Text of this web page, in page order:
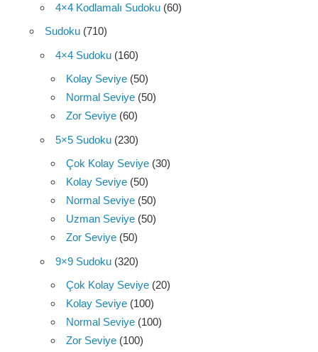
4×4 Kodlamalı Sudoku (60)
Sudoku (710)
4×4 Sudoku (160)
Kolay Seviye (50)
Normal Seviye (50)
Zor Seviye (60)
5×5 Sudoku (230)
Çok Kolay Seviye (30)
Kolay Seviye (50)
Normal Seviye (50)
Uzman Seviye (50)
Zor Seviye (50)
9×9 Sudoku (320)
Çok Kolay Seviye (20)
Kolay Seviye (100)
Normal Seviye (100)
Zor Seviye (100)